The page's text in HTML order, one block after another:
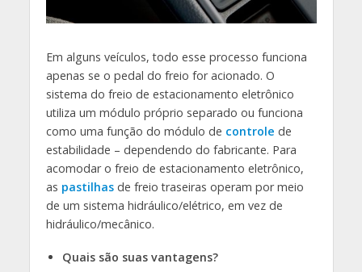
Em alguns veículos, todo esse processo funciona
apenas se o pedal do freio for acionado. O
sistema do freio de estacionamento eletrônico
utiliza um módulo próprio separado ou funciona
como uma função do módulo de controle de
estabilidade – dependendo do fabricante. Para
acomodar o freio de estacionamento eletrônico,
as pastilhasde freio traseiras operam por meio
de um sistema hidráulico/elétrico, em vez de
hidráulico/mecânico.
Quais são suas vantagens?